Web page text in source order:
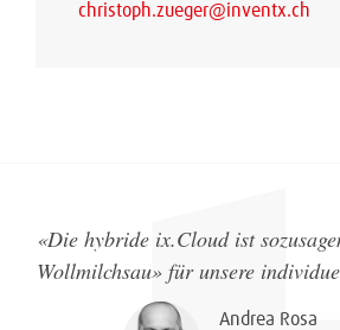
christoph.zueger@inventx.ch
«Die hybride ix.Cloud ist
Wollmilchsau» für unsere
Andrea Rosa